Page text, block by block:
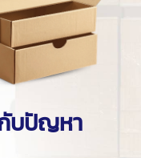
บปัญหา